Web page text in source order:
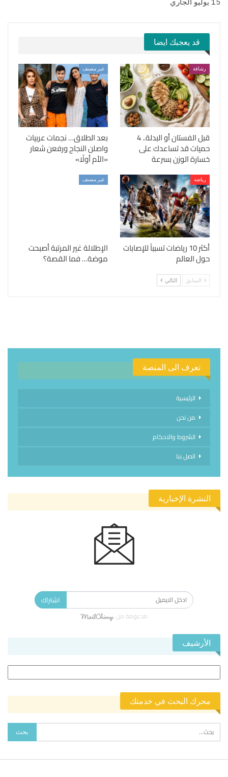
قد يعجبك ايضا
رشاقة
قبل الفستان أو البدلة.. 4
حميات قد تساعدك على
خسارة الوزن بسرعة
غير مصنف
بعد الطلاق… نجمات عربيات
واصلن النجاح ورفعن شعار
«الأم أولًا»
رياضة
أكثر 10 رياضات تسبباً للإصابات
حول العالم
غير مصنف
الإطلالة غير المرتبة أصبحت
موضة… فما القصة؟
السابق التالي
تعرف الى المنصة
الرئيسية
من نحن
الشروط والاحكام
اتصل بنا
النشرة الإخبارية
اشتراك
مدعومة من
الأرشيف
محرك البحث في خدمتك